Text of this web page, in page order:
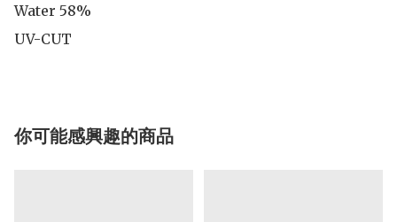
Water 58%
UV-CUT
你可能感興趣的商品